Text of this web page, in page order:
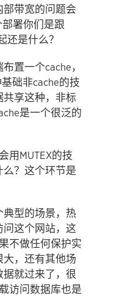
部带宽的问题会
署你们是跟
还是什么？
置一个cache，
础非cache的技
共享这种，非标
是一个很泛的
用MUTEX的技
么？这个环节是
典型的场景，热
问这个网站，这
不做任何保护实
大，还有其他场
据就过来了，很
访问数据库也是